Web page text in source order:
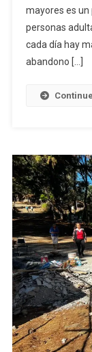
mayores es un
personas
cada día hay
abandono […]